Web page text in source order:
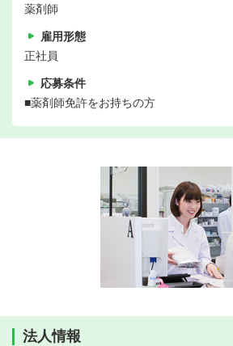
薬剤師
雇用形態
正社員
応募条件
■薬剤師免許をお持ちの方
法人情報